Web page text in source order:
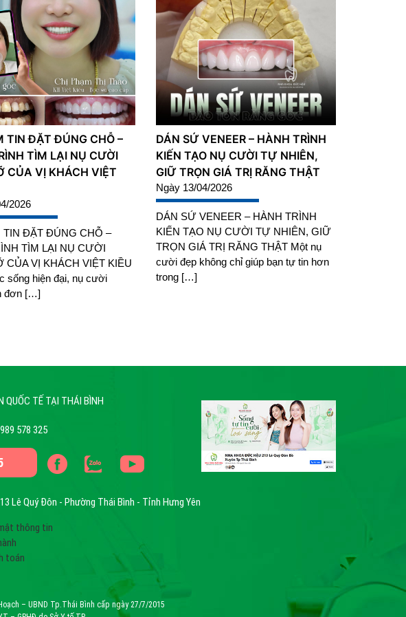
TIN ĐẶT ĐÚNG CHỖ –
TÌM LẠI NỤ CƯỜI
CỦA VỊ KHÁCH VIỆT
2026
TIN ĐẶT ĐÚNG CHỖ –
TÌM LẠI NỤ CƯỜI
CỦA VỊ KHÁCH VIỆT KIỀU
sống hiện đại, nụ cười
đơn […]
DÁN SỨ VENEER – HÀNH TRÌNH
KIẾN TẠO NỤ CƯỜI TỰ NHIÊN,
GIỮ TRỌN GIÁ TRỊ RĂNG THẬT
Ngày 13/04/2026
DÁN SỨ VENEER – HÀNH TRÌNH
KIẾN TẠO NỤ CƯỜI TỰ NHIÊN, GIỮ
TRỌN GIÁ TRỊ RĂNG THẬT Một nụ
cười đẹp không chỉ giúp bạn tự tin hơn
trong […]
QUỐC TẾ TẠI THÁI BÌNH
578 325
Lê Quý Đôn - Phường Thái Bình - Tỉnh Hưng Yên
thông tin
toán
– UBND Tp.Thái Bình cấp ngày 27/7/2015